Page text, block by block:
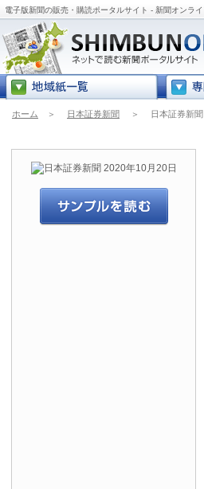
電子版新聞の販売・購読ポータルサイト - 新聞オンラ
ホーム ＞ 日本証券新聞 ＞ 日本証券新